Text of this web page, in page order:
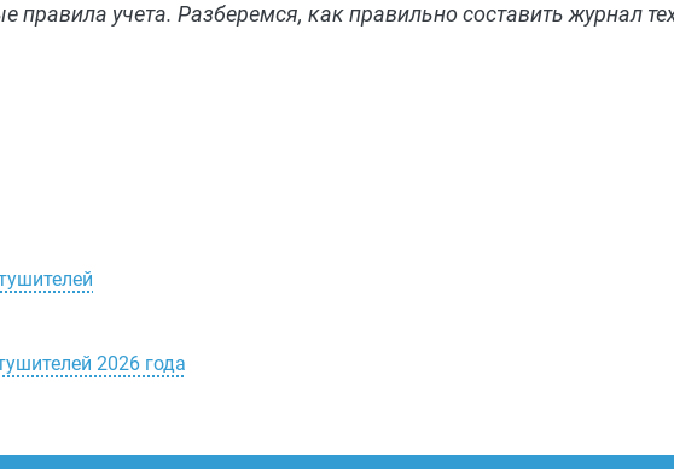
правила учета. Разберемся, как правильно составить журнал
2026 года